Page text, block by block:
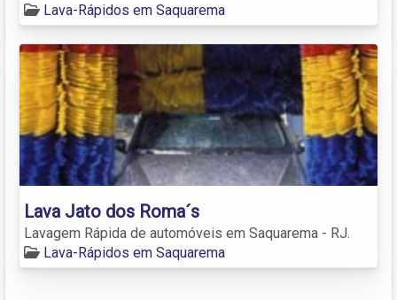
Lava-Rápidos em Saquarema
Lava Jato dos Roma´s
Lavagem Rápida de automóveis em Saquarema - RJ.
Lava-Rápidos em Saquarema